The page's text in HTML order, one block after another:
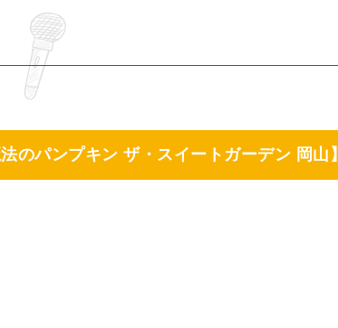
パンプキン ザ・スイートガーデン 岡山】